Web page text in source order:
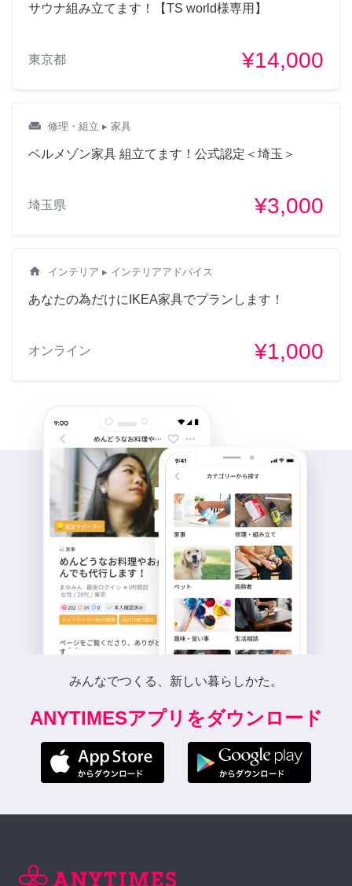
サウナ組み立てます！【TS world様専用】
東京都 ¥14,000
weekend 修理・組立 ▸ 家具
ベルメゾン家具 組立てます！公式認定＜埼玉＞
埼玉県 ¥3,000
home インテリア ▸ インテリアアドバイス
あなたの為だけにIKEA家具でプランします！
オンライン ¥1,000
みんなでつくる、新しい暮らしかた。
ANYTIMESアプリをダウンロード